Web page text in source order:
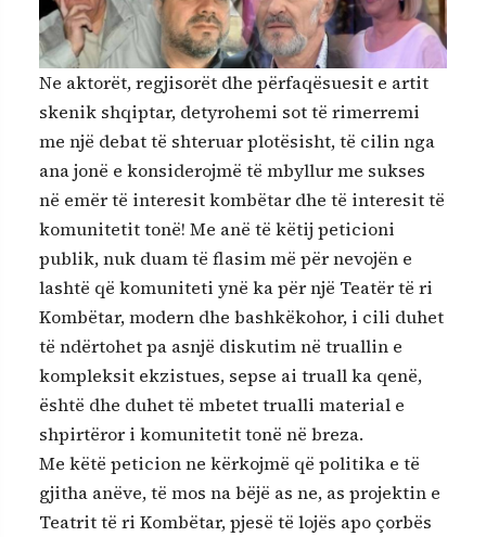
Ne aktorët, regjisorët dhe përfaqësuesit e artit
skenik shqiptar, detyrohemi sot të rimerremi
me një debat të shteruar plotësisht, të cilin nga
ana jonë e konsiderojmë të mbyllur me sukses
në emër të interesit kombëtar dhe të interesit të
komunitetit tonë! Me anë të këtij peticioni
publik, nuk duam të flasim më për nevojën e
lashtë që komuniteti ynë ka për një Teatër të ri
Kombëtar, modern dhe bashkëkohor, i cili duhet
të ndërtohet pa asnjë diskutim në truallin e
kompleksit ekzistues, sepse ai truall ka qenë,
është dhe duhet të mbetet trualli material e
shpirtëror i komunitetit tonë në breza.
Me këtë peticion ne kërkojmë që politika e të
gjitha anëve, të mos na bëjë as ne, as projektin e
Teatrit të ri Kombëtar, pjesë të lojës apo çorbës